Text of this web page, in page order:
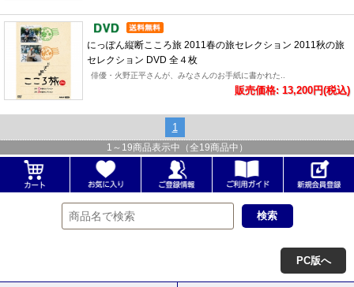
にっぽん縦断こころ旅 2011春の旅セレクション 2011秋の旅
セレクション DVD 全４枚
俳優・火野正平さんが、みなさんのお手紙に書かれた..
販売価格: 13,200円(税込)
1
1 ～ 19商品表示中（全19商品中）
PC版へ